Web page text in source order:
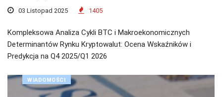
03 Listopad 2025 1405
Kompleksowa Analiza Cykli BTC i Makroekonomicznych
Determinantów Rynku Kryptowalut: Ocena Wskaźników i
Predykcja na Q4 2025/Q1 2026
WIADOMOŚCI